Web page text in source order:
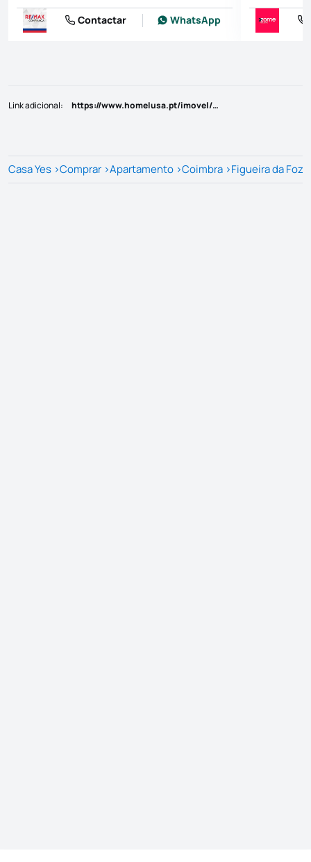
Contactar WhatsApp
Link adicional: https://www.homelusa.pt/imovel/?rid=21293633
Casa Yes >Comprar >Apartamento >Coimbra >Figueira da Foz